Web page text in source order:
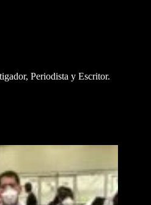
Periodista y Escritor.